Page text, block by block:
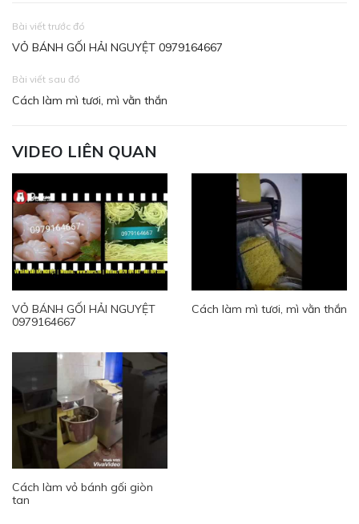
Bài viết trước đó
VỎ BÁNH GỐI HẢI NGUYỆT 0979164667
Bài viết sau đó
Cách làm mì tươi, mì vằn thắn
VIDEO LIÊN QUAN
VỎ BÁNH GỐI HẢI NGUYỆT
0979164667
Cách làm mì tươi, mì vằn thắn
Cách làm vỏ bánh gối giòn
tan